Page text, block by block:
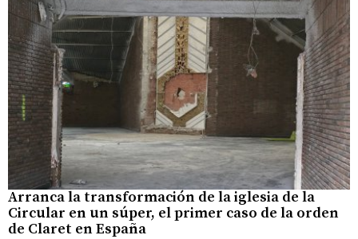
Arranca la transformación de la iglesia de la
Circular en un súper, el primer caso de la orden
de Claret en España